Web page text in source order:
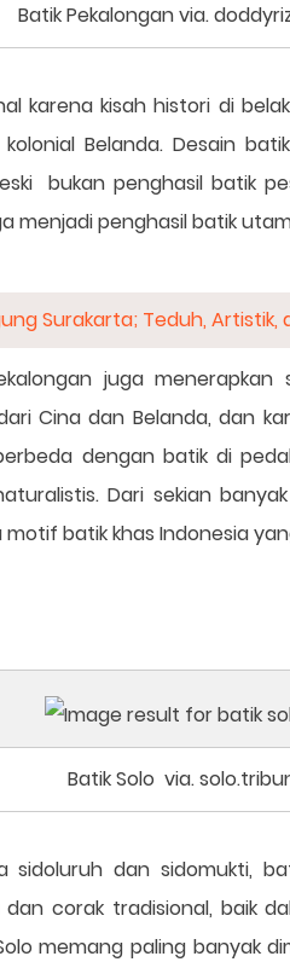
Batik Pekalongan via.
karena kisah histori di
Belanda. Desain
bukan penghasil batik
menjadi penghasil batik
Surakarta; Teduh, Artistik,
juga
Cina dan Belanda, dan
dengan batik di
Dari sekian
batik khas Indonesia
Batik Solo via.
sidoluruh dan sidomukti,
corak tradisional, baik
memang paling banyak